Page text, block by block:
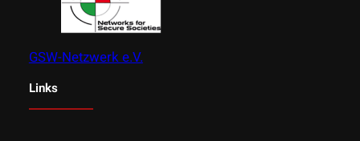
GSW-Netzwerk e.V.
Links